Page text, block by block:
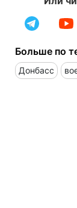
Больше по
Донбасс